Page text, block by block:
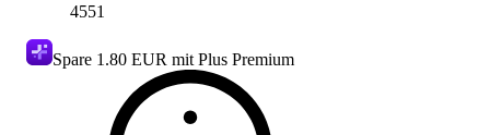
4551
Spare 1.80 EUR mit Plus Premium